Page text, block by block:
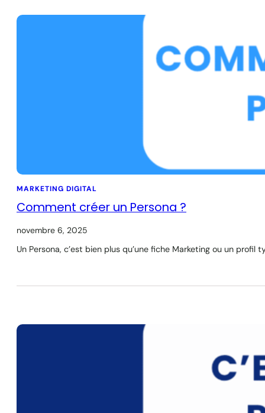
MARKETING DIGITAL
Comment créer un Persona ?
novembre 6, 2025
Un Persona, c’est bien plus qu’une fiche Marketing ou un